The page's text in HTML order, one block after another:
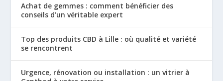
Achat de gemmes : comment bénéficier des
conseils d’un véritable expert
Top des produits CBD à Lille : où qualité et variété
se rencontrent
Urgence, rénovation ou installation : un vitrier à